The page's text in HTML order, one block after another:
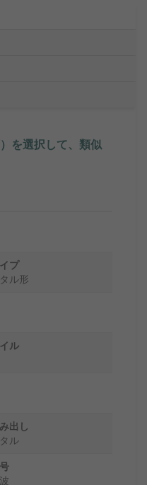
を選択して、類似
プ
ル形
ル
出し
ル